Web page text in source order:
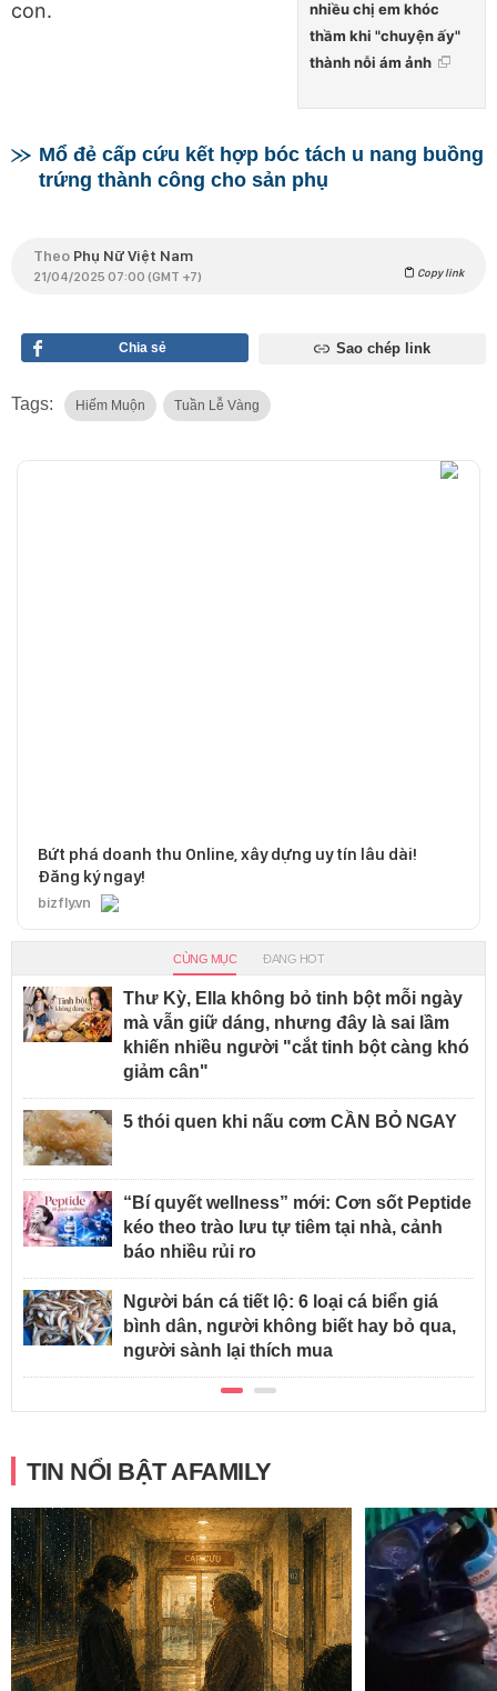
nhiều chị em khóc
thầm khi "chuyện ấy"
thành nỗi ám ảnh
con.
Mổ đẻ cấp cứu kết hợp bóc tách u nang buồng
trứng thành công cho sản phụ
Theo Phụ Nữ Việt Nam
21/04/2025 07:00 (GMT +7) Copy link
Chia sẻ Sao chép link
Tags: Hiếm Muộn Tuần Lễ Vàng
Bứt phá doanh thu Online, xây dựng uy tín lâu dài!
Đăng ký ngay!
bizfly.vn
CÙNG MỤC ĐANG HOT
Thư Kỳ, Ella không bỏ tinh bột mỗi ngày
mà vẫn giữ dáng, nhưng đây là sai lầm
khiến nhiều người "cắt tinh bột càng khó
giảm cân"
5 thói quen khi nấu cơm CẦN BỎ NGAY
“Bí quyết wellness” mới: Cơn sốt Peptide
kéo theo trào lưu tự tiêm tại nhà, cảnh
báo nhiều rủi ro
Người bán cá tiết lộ: 6 loại cá biển giá
bình dân, người không biết hay bỏ qua,
người sành lại thích mua
TIN NỔI BẬT AFAMILY